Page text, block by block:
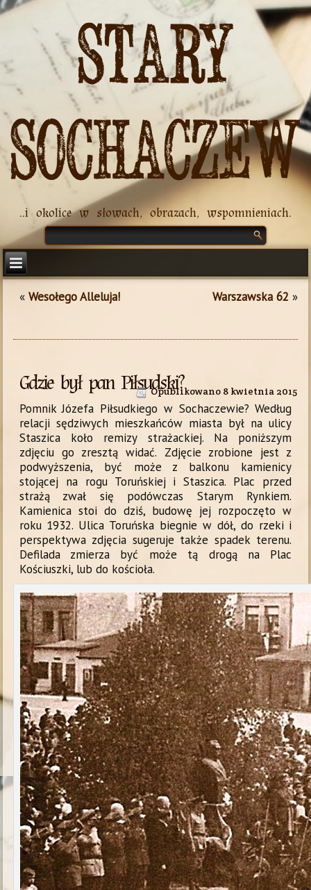
Stary
Sochaczew
..i okolice w słowach, obrazach, wspomnieniach.
« Wesołego Alleluja! Warszawska 62 »
Gdzie był pan Piłsudski?Opublikowano 8 kwietnia 2015
Pomnik Józefa Piłsudkiego w Sochaczewie? Według
relacji sędziwych mieszkańców miasta był na ulicy
Staszica koło remizy strażackiej. Na poniższym
zdjęciu go zresztą widać. Zdjęcie zrobione jest z
podwyższenia, być może z balkonu kamienicy
stojącej na rogu Toruńskiej i Staszica. Plac przed
strażą zwał się podówczas Starym Rynkiem.
Kamienica stoi do dziś, budowę jej rozpoczęto w
roku 1932. Ulica Toruńska biegnie w dół, do rzeki i
perspektywa zdjęcia sugeruje także spadek terenu.
Defilada zmierza być może tą drogą na Plac
Kościuszki, lub do kościoła.